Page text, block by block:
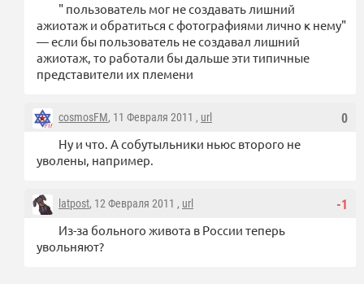
" пользователь мог не создавать лишний
ажиотаж и обратиться с фотографиями лично к нему"
— если бы пользователь не создавал лишний
ажиотаж, то работали бы дальше эти типичные
представители их племени
0
cosmosFM, 11 Февраля 2011 , url
Ну и что. А собутыльники ньюс второго не
уволены, например.
-1
latpost, 12 Февраля 2011 , url
Из-за больного живота в России теперь
увольняют?